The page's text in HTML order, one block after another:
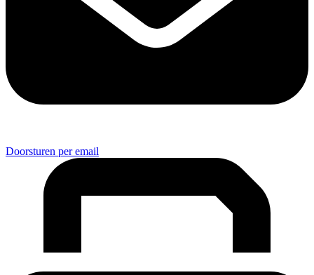
Doorsturen per email